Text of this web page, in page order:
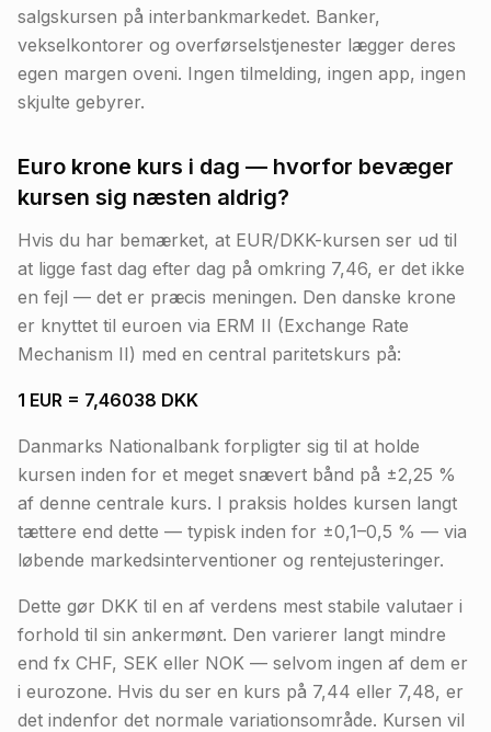
salgskursen på interbankmarkedet. Banker,
vekselkontorer og overførselstjenester lægger deres
egen margen oveni. Ingen tilmelding, ingen app, ingen
skjulte gebyrer.
Euro krone kurs i dag — hvorfor bevæger
kursen sig næsten aldrig?
Hvis du har bemærket, at EUR/DKK-kursen ser ud til
at ligge fast dag efter dag på omkring 7,46, er det ikke
en fejl — det er præcis meningen. Den danske krone
er knyttet til euroen via ERM II (Exchange Rate
Mechanism II) med en central paritetskurs på:
1 EUR = 7,46038 DKK
Danmarks Nationalbank forpligter sig til at holde
kursen inden for et meget snævert bånd på ±2,25 %
af denne centrale kurs. I praksis holdes kursen langt
tættere end dette — typisk inden for ±0,1–0,5 % — via
løbende markedsinterventioner og rentejusteringer.
Dette gør DKK til en af verdens mest stabile valutaer i
forhold til sin ankermønt. Den varierer langt mindre
end fx CHF, SEK eller NOK — selvom ingen af dem er
i eurozone. Hvis du ser en kurs på 7,44 eller 7,48, er
det indenfor det normale variationsområde. Kursen vil